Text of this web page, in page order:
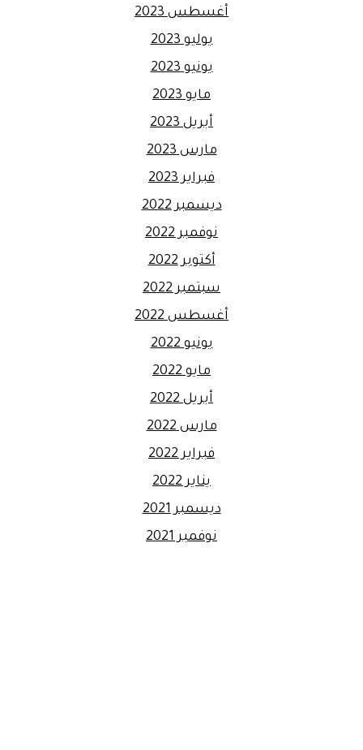
أغسطس 2023
يوليو 2023
يونيو 2023
مايو 2023
أبريل 2023
مارس 2023
فبراير 2023
ديسمبر 2022
نوفمبر 2022
أكتوبر 2022
سبتمبر 2022
أغسطس 2022
يونيو 2022
مايو 2022
أبريل 2022
مارس 2022
فبراير 2022
يناير 2022
ديسمبر 2021
نوفمبر 2021